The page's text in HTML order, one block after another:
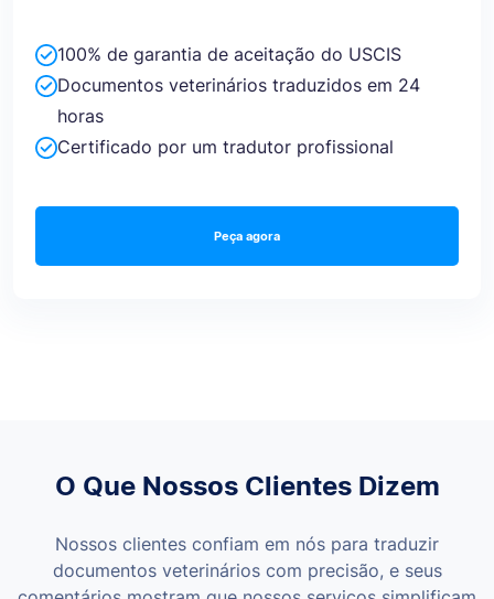
100% de garantia de aceitação do USCIS
Documentos veterinários traduzidos em 24
horas
Certificado por um tradutor profissional
Peça agora
O Que Nossos Clientes Dizem
Nossos clientes confiam em nós para traduzir
documentos veterinários com precisão, e seus